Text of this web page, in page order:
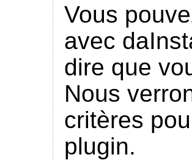
Vous
avec
dire que
Nous
critères
plugin.